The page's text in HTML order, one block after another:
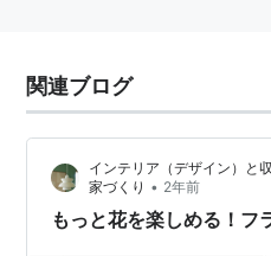
関連ブログ
インテリア（デザイン）と
家づくり • 2年前
もっと花を楽しめる！フ